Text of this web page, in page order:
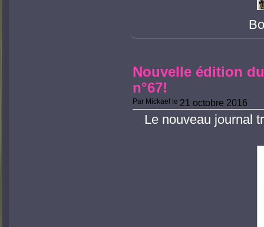
Nouvelle édition
n°67!
Par Mickael le 21 octobre 2016
Le nouveau journal